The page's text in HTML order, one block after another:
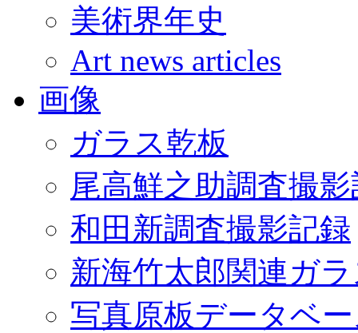
美術界年史
Art news articles
画像
ガラス乾板
尾高鮮之助調査撮
和田新調査撮影記録
新海竹太郎関連ガ
写真原板データベ